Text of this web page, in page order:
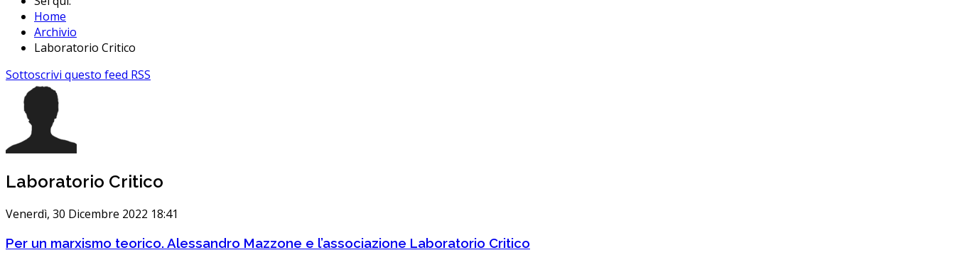
Home
Archivio
Laboratorio Critico
Sottoscrivi questo feed RSS
Laboratorio Critico
Venerdì, 30 Dicembre 2022 18:41
Per un marxismo teorico. Alessandro Mazzone e l’associazione Laboratorio Critico